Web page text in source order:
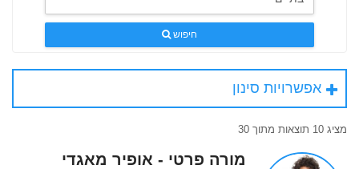
חיפוש
אפשרויות סינון
מציג 10 תוצאות מתוך 30
מורה פרטי - אופיר מאגדי